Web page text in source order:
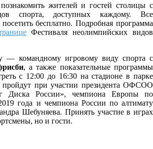
жителей и гостей столицы с
спорта, доступных каждому. Все
бесплатно. Подробная программа
Фестиваля неолимпийских видов
— командному игровому виду спорта с
, а также показательные программы
с 12:00 до 16:30 на стадионе в парке
при участии президента ОФСОО
Диска России», чемпиона Европы по
года и чемпиона России по алтимату
Шебуняева. Принять участие в играх
но и гости.